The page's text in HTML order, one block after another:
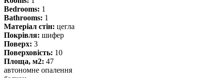
Bedrooms: 1
Bathrooms: 1
Матеріал стін: цегла
Покрівля: шифер
Поверх: 3
Поверховість: 10
Площа, м2: 47
автономне опалення